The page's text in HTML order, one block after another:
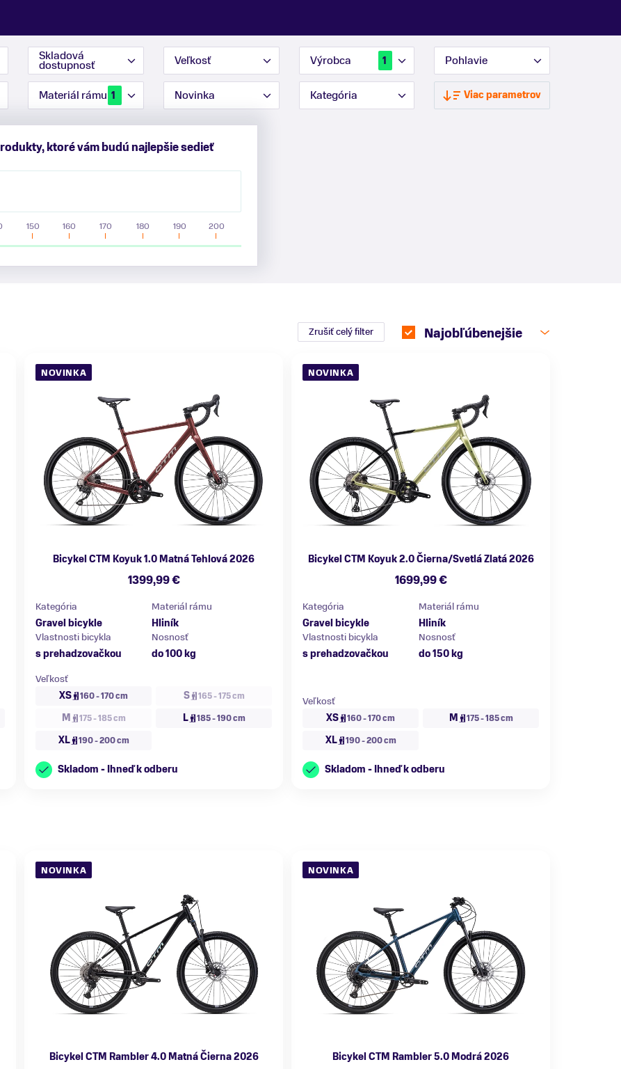
Skladová
dostupnosť Veľkosť Výrobca 1 Pohlavie
Materiál rámu 1 Novinka Kategória Viac parametrov
ktoré vám budú najlepšie sedieť
150 160 170 180 190 200
Zrušiť celý filter Najobľúbenejšie
NOVINKA
Bicykel CTM Koyuk 1.0 Matná Tehlová 2026
1399,99 €
Kategória
Gravel bicykle
Materiál rámu
Hliník
Vlastnosti bicykla
s prehadzovačkou
Nosnosť
do 100 kg
Veľkosť
XS
160 - 170 cm S 165 - 175 cm
M 175 - 185 cm L 185 - 190 cm
XL 190 - 200 cm
Skladom - Ihneď k odberu
NOVINKA
Bicykel CTM Koyuk 2.0 Čierna/Svetlá Zlatá 2026
1699,99 €
Kategória
Gravel bicykle
Materiál rámu
Hliník
Vlastnosti bicykla
s prehadzovačkou
Nosnosť
do 150 kg
Veľkosť
XS
160 - 170 cm M 175 - 185 cm
XL 190 - 200 cm
Skladom - Ihneď k odberu
NOVINKA
Bicykel CTM Rambler 4.0 Matná Čierna 2026
NOVINKA
Bicykel CTM Rambler 5.0 Modrá 2026